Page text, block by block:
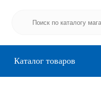
Каталог товаров